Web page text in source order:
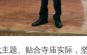
、贴合寺庙实际，坚